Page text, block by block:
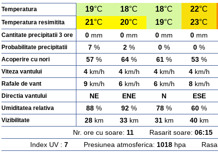
Temperatura 19°C 18°C 18°C 22°C
Temperatura resimitita 21°C 20°C 19°C 23°C
Cantitate precipitatii 3 ore 0 mm 0 mm 0 mm 0 mm
Probabilitate precipitatii 7 % 2 % 0 % 0 %
Acoperire cu nori 57 % 64 % 61 % 53 %
Viteza vantului 4km/h 4km/h 4km/h 4km/h
Rafale de vant 9km/h 6km/h 6km/h 8km/h
Directia vantului NE ENE N ESE
Umiditatea relativa 88 % 92 % 78 % 60 %
Vizibilitate 28km 33km 31km 40km
Nr. ore cu soare: 11 Rasarit soare: 06:15
Index UV : 7Presiunea atmosferica: 1018hpa